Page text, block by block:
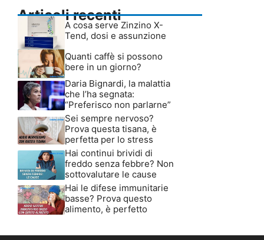
Articoli recenti
A cosa serve Zinzino X-
Tend, dosi e assunzione
Quanti caffè si possono
bere in un giorno?
Daria Bignardi, la malattia
che l’ha segnata:
“Preferisco non parlarne”
Sei sempre nervoso?
Prova questa tisana, è
perfetta per lo stress
Hai continui brividi di
freddo senza febbre? Non
sottovalutare le cause
Hai le difese immunitarie
basse? Prova questo
alimento, è perfetto